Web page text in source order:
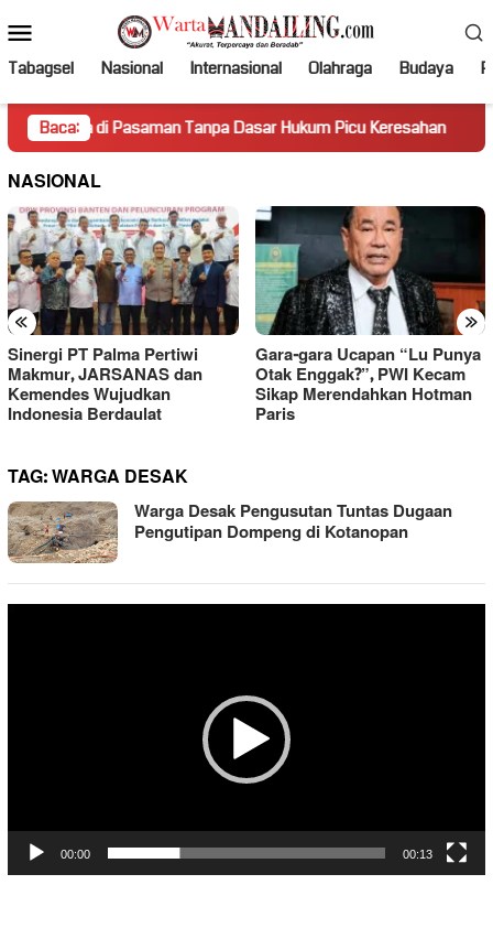
ke
kontenMobile
Tabagsel Nasional Internasional Olahraga Budaya
Baca:
di Pasaman Tanpa Dasar Hukum Picu Keresahan Truk
NASIONAL
« »
Sinergi PT Palma Pertiwi
Makmur, JARSANAS dan
Kemendes Wujudkan
Indonesia Berdaulat
Gara-gara Ucapan “Lu Punya
Otak Enggak?”, PWI Kecam
Sikap Merendahkan Hotman
Paris
TAG:WARGA DESAK
Warga Desak Pengusutan Tuntas Dugaan
Pengutipan Dompeng di Kotanopan
00:00 00:13